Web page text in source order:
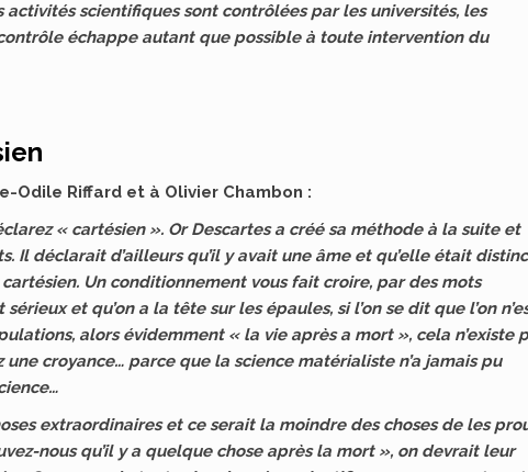
activités scientifiques sont contrôlées par les universités, les
échappe autant que possible à toute intervention du
Odile Riffard et à Olivier Chambon :
« cartésien ». Or Descartes a créé sa méthode à la suite et
Il déclarait d’ailleurs qu’il y avait une âme et qu’elle était
Un conditionnement vous fait croire, par des mots
et qu’on a la tête sur les épaules, si l’on se dit que l’on
alors évidemment « la vie après a mort », cela n’existe
une croyance… parce que la science matérialiste n’a jamais pu
extraordinaires et ce serait la moindre des choses de les
nous qu’il y a quelque chose après la mort », on devrait leur